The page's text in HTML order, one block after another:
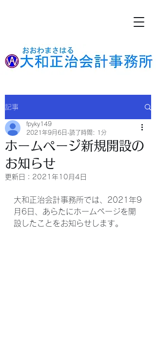
記事
ホームページ新規開設の
お知らせ
fpyky149
2021年9月6日 読了時間: 1分
更新日： 2021年10月4日
大和正治会計事務所では、2021年9
月6日、あらたにホームページを開
設したことをお知らせします。